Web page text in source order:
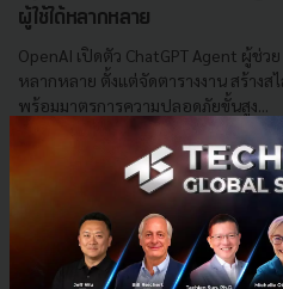
ผู้ใช้ได้หลากหลาย
OpenAI เปิดตัว ChatGPT Agent ผู้ช่
หลากหลาย ตั้งแต่จัดตารางงาน สร้างส
พร้อมมาตรการความปลอดภัยขั้นสูง...
| ByTechsauce Team
openai ai-agent agentic-ai